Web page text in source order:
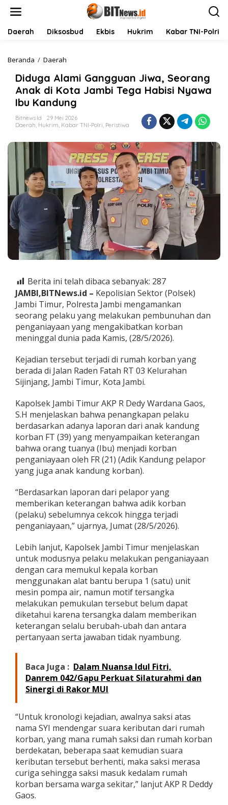
Daerah Diksosbud Ekbis Hukrim Kabar TNI-Polri
Beranda / Daerah
d
u
g
a
A
l
m
i
G
a
g
g
u
a
n
J
i
w
a
S
e
o
r
a
n
g
a
k
d
K
o
t
a
J
a
b
i
e
g
a
H
a
i
s
N
y
a
w
a
I
b
u
n
d
u
n
Diduga Alami Gangguan Jiwa, Seorang
Anak di Kota Jambi Tega Habisi Nyawa
Ibu Kandung
Bitnews.id
29 Mei 2026
Daerah, Hukrim, Kabar TNI-Polri, Peristiwa
Berita ini telah dibaca sebanyak: 287
JAMBI,BITNews.id – Kepolisian Sektor (Polsek)
Jambi Timur, Polresta Jambi mengamankan
seorang pelaku yang melakukan pembunuhan dan
penganiayaan yang mengakibatkan korban
meninggal dunia pada Kamis, (28/5/2026).
Kejadian tersebut terjadi di rumah korban yang
berada di Jalan Raden Fatah RT 03 Kelurahan
Sijinjang, Jambi Timur, Kota Jambi.
Kapolsek Jambi Timur AKP R Dedy Wardana Gaos,
S.H menjelaskan bahwa penangkapan pelaku
berdasarkan adanya laporan dari anak kandung
korban FT (39) yang menyampaikan keterangan
bahwa orang tuanya (Ibu) menjadi korban
penganiayaan oleh FR (21) (Adik Kandung pelapor
yang juga anak kandung korban).
“Berdasarkan laporan dari pelapor yang
memberikan keterangan bahwa adik korban
(pelaku) sebelumnya cekcok hingga terjadi
penganiayaan,” ujarnya, Jumat (28/5/2026).
Lebih lanjut, Kapolsek Jambi Timur menjelaskan
untuk modusnya pelaku melakukan penganiayaan
dengan cara memukul kepala korban
menggunakan alat bantu berupa 1 (satu) unit
mesin pompa air, namun motif tersangka
melakukan pemukulan tersebut belum dapat
diketahui karena tersangka dalam memberikan
keterangan selalu berubah-ubah dan antara
pertanyaan serta jawaban tidak nyambung.
Baca Juga : Dalam Nuansa Idul Fitri,
Danrem 042/Gapu Perkuat Silaturahmi dan
Sinergi di Rakor MUI
“Untuk kronologi kejadian, awalnya saksi atas
nama SYI mendengar suara keributan dari rumah
korban, yang mana rumah saksi dan rumah korban
berdekatan, beberapa saat kemudian suara
keributan tersebut berhenti, maka saksi merasa
curiga sehingga saksi masuk kedalam rumah
korban bersama warga sekitar,” lanjut AKP R Deddy
Gaos.